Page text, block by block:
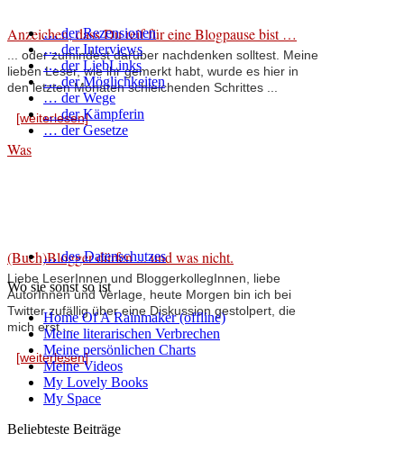
Anzeichen, dass Du reif für eine Blogpause bist …
... oder zumindest darüber nachdenken solltest. Meine
lieben Leser, wie ihr gemerkt habt, wurde es hier in
den letzten Monaten schleichenden Schrittes ...
[weiterlesen]
Was
(Buch)Blogger dürfen ... und was nicht.
Liebe LeserInnen und BloggerkollegInnen, liebe
AutorInnen und Verlage, heute Morgen bin ich bei
Twitter zufällig über eine Diskussion gestolpert, die
mich erst ...
[weiterlesen]
… der Rezensionen
… der Interviews
… der LiebLinks
… der Möglichkeiten
… der Wege
… der Kämpferin
… der Gesetze
… des Datenschutzes
Wo sie sonst so ist
Home Of A Rainmaker (offline)
Meine literarischen Verbrechen
Meine persönlichen Charts
Meine Videos
My Lovely Books
My Space
Beliebteste Beiträge